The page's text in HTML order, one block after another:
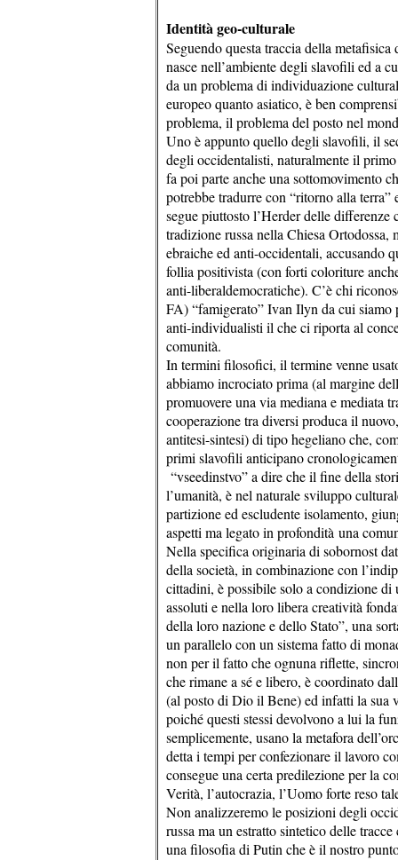
Identità geo-culturale
Seguendo questa traccia della
nasce nell’ambiente degli slavofili ed a
da un problema di individuazione
europeo quanto asiatico, è ben
problema, il problema del posto nel
Uno è appunto quello degli slavofili, il
degli occidentalisti, naturalmente il
fa poi parte anche una sottomovimento
potrebbe tradurre con “ritorno alla
segue piuttosto l’Herder delle
tradizione russa nella Chiesa
ebraiche ed anti-occidentali, accusando
follia positivista (con forti coloriture
anti-liberaldemocratiche). C’è chi
FA) “famigerato” Ivan Ilyn da cui siamo
anti-individualisti il che ci riporta al
comunità.
In termini filosofici, il termine venne
abbiamo incrociato prima (al margine
promuovere una via mediana e mediata
cooperazione tra diversi produca il
antitesi-sintesi) di tipo hegeliano che,
primi slavofili anticipano
“vseedinstvo” a dire che il fine della
l’umanità, è nel naturale sviluppo
partizione ed escludente isolamento,
aspetti ma legato in profondità una
Nella specifica originaria di sobornost
della società, in combinazione con
cittadini, è possibile solo a condizione
assoluti e nella loro libera creatività
della loro nazione e dello Stato”, una
un parallelo con un sistema fatto di
non per il fatto che ognuna riflette,
che rimane a sé e libero, è coordinato
(al posto di Dio il Bene) ed infatti la sua
poiché questi stessi devolvono a lui la
semplicemente, usano la metafora
detta i tempi per confezionare il lavoro
consegue una certa predilezione per la
Verità, l’autocrazia, l’Uomo forte reso
Non analizzeremo le posizioni degli
russa ma un estratto sintetico delle
una filosofia di Putin che è il nostro